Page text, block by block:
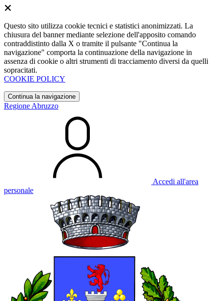
Questo sito utilizza cookie tecnici e statistici anonimizzati. La
chiusura del banner mediante selezione dell'apposito comando
contraddistinto dalla X o tramite il pulsante "Continua la
navigazione" comporta la continuazione della navigazione in
assenza di cookie o altri strumenti di tracciamento diversi da quelli
sopracitati.
COOKIE POLICY
Continua la navigazione
Regione Abruzzo
Accedi all'area
personale